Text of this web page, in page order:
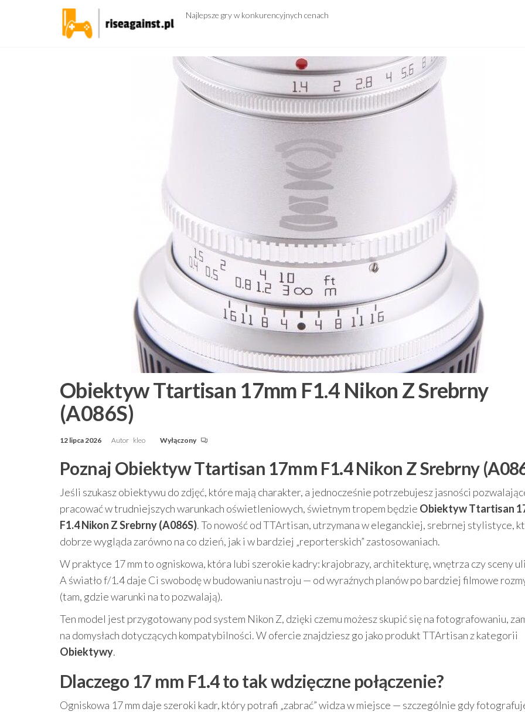
Najlepsze gry w konkurencyjnych cenach
Obiektyw Ttartisan 17mm F1.4 Nikon Z Srebrny
(A086S)
12 lipca 2026 Autor kleo Wyłączony
Poznaj Obiektyw Ttartisan 17mm F1.4 Nikon Z Srebrny
Jeśli szukasz obiektywu do zdjęć, które mają charakter, a jednocześnie potrzebujesz jasności
pracować w trudniejszych warunkach oświetleniowych, świetnym tropem będzie Obiektyw Ttartisan
F1.4 Nikon Z Srebrny (A086S). To nowość od TTArtisan, utrzymana w eleganckiej, srebrnej stylistyce,
dobrze wygląda zarówno na co dzień, jak i w bardziej „reporterskich” zastosowaniach.
W praktyce 17 mm to ogniskowa, która lubi szerokie kadry: krajobrazy, architekturę, wnętrza czy sceny
A światło f/1.4 daje Ci swobodę w budowaniu nastroju — od wyraźnych planów po bardziej filmowe
(tam, gdzie warunki na to pozwalają).
Ten model jest przygotowany pod system Nikon Z, dzięki czemu możesz skupić się na fotografowaniu,
na domysłach dotyczących kompatybilności. W ofercie znajdziesz go jako produkt TTArtisan z kategorii
Obiektywy.
Dlaczego 17 mm F1.4 to tak wdzięczne połączenie?
Ogniskowa 17 mm daje szeroki kadr, który potrafi „zabrać” widza w miejsce — szczególnie gdy